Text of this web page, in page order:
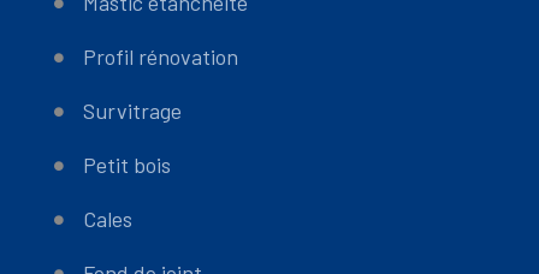
Profil rénovation
Survitrage
Petit bois
Cales